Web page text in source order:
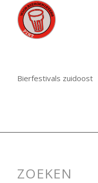
Bierfestivals zuidoost
ZOEKEN